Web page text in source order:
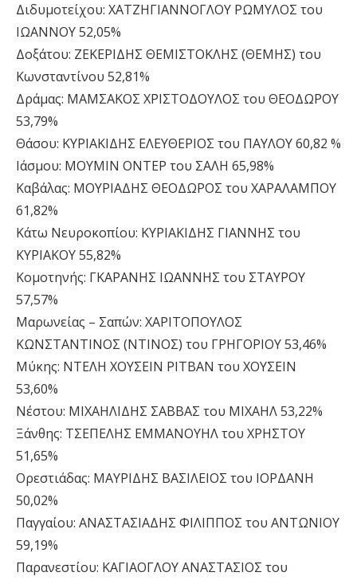
Διδυμοτείχου: ΧΑΤΖΗΓΙΑΝΝΟΓΛΟΥ ΡΩΜΥΛΟΣ του
ΙΩΑΝΝΟΥ 52,05%
Δοξάτου: ΖΕΚΕΡΙΔΗΣ ΘΕΜΙΣΤΟΚΛΗΣ (ΘΕΜΗΣ) του
Κωνσταντίνου 52,81%
Δράμας: ΜΑΜΣΑΚΟΣ ΧΡΙΣΤΟΔΟΥΛΟΣ του ΘΕΟΔΩΡΟΥ
53,79%
Θάσου: ΚΥΡΙΑΚΙΔΗΣ ΕΛΕΥΘΕΡΙΟΣ του ΠΑΥΛΟΥ 60,82 %
Ιάσμου: ΜΟΥΜΙΝ ΟΝΤΕΡ του ΣΑΛΗ 65,98%
Καβάλας: ΜΟΥΡΙΑΔΗΣ ΘΕΟΔΩΡΟΣ του ΧΑΡΑΛΑΜΠΟΥ
61,82%
Κάτω Νευροκοπίου: ΚΥΡΙΑΚΙΔΗΣ ΓΙΑΝΝΗΣ του
ΚΥΡΙΑΚΟΥ 55,82%
Κομοτηνής: ΓΚΑΡΑΝΗΣ ΙΩΑΝΝΗΣ του ΣΤΑΥΡΟΥ
57,57%
Μαρωνείας – Σαπών: ΧΑΡΙΤΟΠΟΥΛΟΣ
ΚΩΝΣΤΑΝΤΙΝΟΣ (ΝΤΙΝΟΣ) του ΓΡΗΓΟΡΙΟΥ 53,46%
Μύκης: ΝΤΕΛΗ ΧΟΥΣΕΙΝ ΡΙΤΒΑΝ του ΧΟΥΣΕΙΝ
53,60%
Νέστου: ΜΙΧΑΗΛΙΔΗΣ ΣΑΒΒΑΣ του ΜΙΧΑΗΛ 53,22%
Ξάνθης: ΤΣΕΠΕΛΗΣ ΕΜΜΑΝΟΥΗΛ του ΧΡΗΣΤΟΥ
51,65%
Ορεστιάδας: ΜΑΥΡΙΔΗΣ ΒΑΣΙΛΕΙΟΣ του ΙΟΡΔΑΝΗ
50,02%
Παγγαίου: ΑΝΑΣΤΑΣΙΑΔΗΣ ΦΙΛΙΠΠΟΣ του ΑΝΤΩΝΙΟΥ
59,19%
Παρανεστίου: ΚΑΓΙΑΟΓΛΟΥ ΑΝΑΣΤΑΣΙΟΣ του